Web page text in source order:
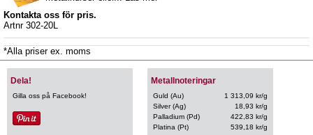
Kontakta oss för pris.
Artnr 302-20L
*Alla priser ex. moms
Metallnoteringar
Guld (Au)
1 313,09 kr/g
Silver (Ag)
18,93 kr/g
Palladium (Pd)
422,83 kr/g
Platina (Pt)
539,18 kr/g
Dela!
Gilla oss på Facebook!